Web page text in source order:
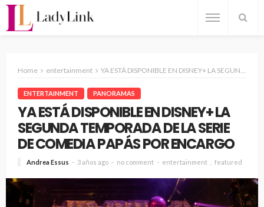
Home entertainment YA ESTÁ DISPONIBLE EN DISNEY+ LA SEGUNDA TEMPORADA DE LA SERIE DE COMEDIA PAPÁS POR ENCARGO
ENTERTAINMENT PANORAMAS
YA ESTÁ DISPONIBLE EN DISNEY+ LA
SEGUNDA TEMPORADA DE LA SERIE
DE COMEDIA PAPÁS POR ENCARGO
Andrea Essus 3 años ago no comment entertainment featured